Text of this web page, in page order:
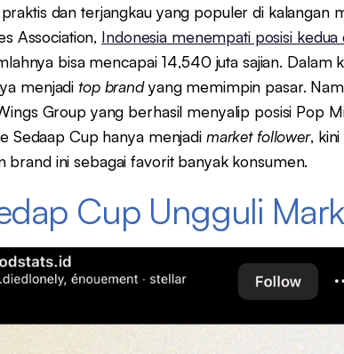
dan terjangkau yang populer di kalangan
Association, Indonesia menempati posisi
bisa mencapai 14,540 juta sajian. Dalam
menjadi top brandyang memimpin pasar.
Group yang berhasil menyalip posisi Pop
Sedaap Cup hanya menjadi market follower,
ini sebagai favorit banyak konsumen.
Cup Ungguli